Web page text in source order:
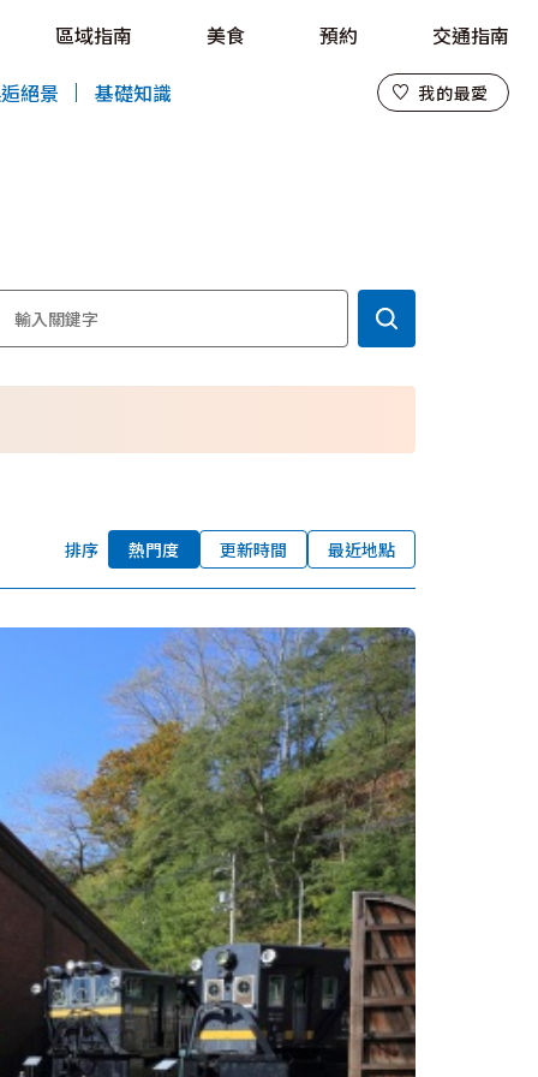
我的最愛
區域指南 美食 預約
交通指南
絕景
基礎知識 我的最愛
我的最愛
YouTu
be
Instag
ram
Faceb
ook
排序 熱門度 更新時間 最近地點